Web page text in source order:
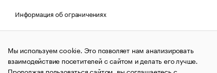
Информация об ограничениях
Правовая информация
О соблюдении авторских прав
© АО «РОСБИЗНЕСКОНСАЛТИНГ»,1995–2026.Сообщения
и материалы информационного агентства «РБК»
(зарегистрировано Федеральной службой по надзору в сфере
Мы используем cookie. Это позволяет нам анализировать
взаимодействие посетителей с сайтом и делать его лучше.